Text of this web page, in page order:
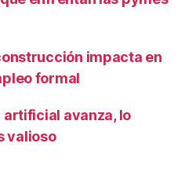
impacta en
formal
avanza, lo
valioso